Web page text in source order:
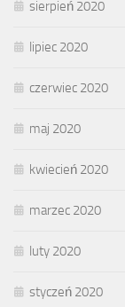
sierpień 2020
lipiec 2020
czerwiec 2020
maj 2020
kwiecień 2020
marzec 2020
luty 2020
styczeń 2020